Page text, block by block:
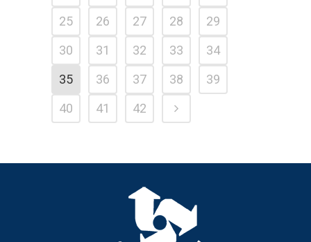
25
26 27 28
29
30
31 32 33
34
35
36 37 38
39
40
41 42